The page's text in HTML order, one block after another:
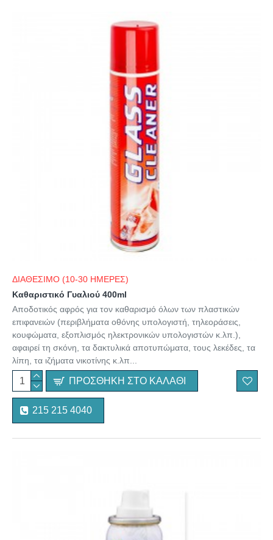
ΔΙΑΘΕΣΙΜΟ (10-30 ΗΜΕΡΕΣ)
Καθαριστικό Γυαλιού 400ml
Αποδοτικός αφρός για τον καθαρισμό όλων των πλαστικών
επιφανειών (περιβλήματα οθόνης υπολογιστή, τηλεοράσεις,
κουφώματα, εξοπλισμός ηλεκτρονικών υπολογιστών κ.λπ.),
αφαιρεί τη σκόνη, τα δακτυλικά αποτυπώματα, τους λεκέδες, τα
λίπη, τα ιζήματα νικοτίνης κ.λπ...
ΠΡΟΣΘΉΚΗ ΣΤΟ ΚΑΛΆΘΙ
215 215 4040